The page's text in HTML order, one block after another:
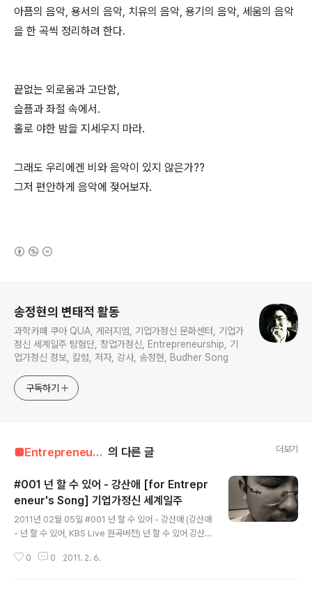
아픔의 음악, 용서의 음악, 치유의 음악, 용기의 음악, 세움의 음악
을 한 곡씩 정리하려 한다.
끝없는 외로움과 고단함,
슬픔과 좌절 속에서.
홀로 야한 밤을 지세우지 마라.
그래도 우리에겐 비와 음악이 있지 않은가??
그저 편안하게 음악에 젖어보자.
송정현의 변태적 활동
과학카페 쿠아 QUA, 게러지엠, 기업가정신 문화센터, 기업가
정신 세계일주 탐험단, 창업가정신, Entrepreneurship, 기
업가정신 정보, 칼럼, 저자, 강사, 송정현, Budher Song
구독하기
■Entrepreneur■■■/Entrepreneur's Song 의 다른 글 더보기
#001 넌 할 수 있어 - 강산애 [for Entrepr
eneur's Song] 기업가정신 세계일주
2011년 02월 05일 #001 넌 할 수 있어 - 강산애 (강산애
- 넌 할 수 있어, KBS Live 원곡버전) 넌 할 수 있어 강산
럼 다 지난 일이야 후회하지 않는다면 소중하게 간직해 언
0 0 2011. 2. 6.